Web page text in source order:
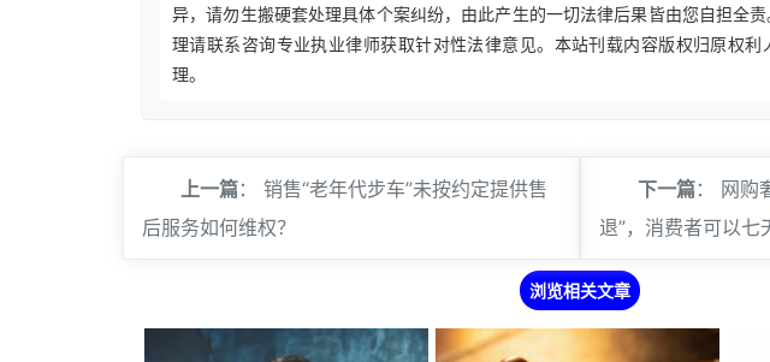
异，请勿生搬硬套处理具体个案纠纷，由此产生的一切法律后果皆由您自担全
理请联系咨询专业执业律师获取针对性法律意见。本站刊载内容版权归原权利
理。
上一篇： 销售“老年代步车”未按约定提供售
后服务如何维权？
下一篇： 网购
退”，消费者可以七
浏览相关文章